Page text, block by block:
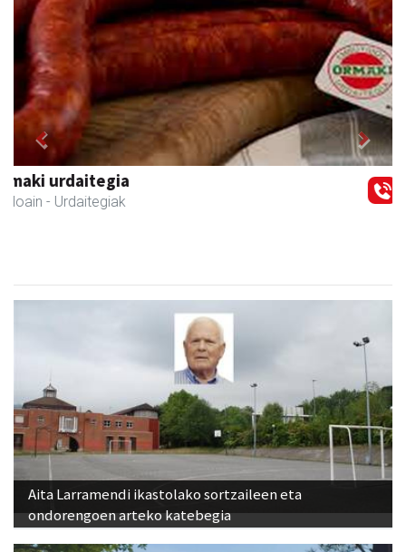
Leizaran Institutua
Andoain - Hezkuntza
Previous Next
Aita Larramendi ikastolako sortzaileen eta
ondorengoen arteko katebegia